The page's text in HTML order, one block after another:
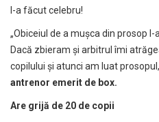
l-a făcut celebru!
„Obiceiul de a mușca din prosop
Dacă zbieram și arbitrul îmi
copilului și atunci am luat
antrenor emerit de box.
Are grijă de 20 de copii